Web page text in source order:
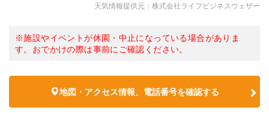
天気情報提供元：株式会社ライフビジネスウェザー
※施設やイベントが休園・中止になっている場合がありま
す。おでかけの際は事前にご確認ください。
地図・アクセス情報、電話番号を確認する